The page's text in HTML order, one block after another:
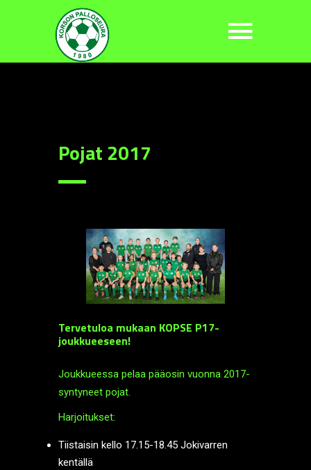
Pojat 2017
Tervetuloa mukaan KOPSE P17-
joukkueeseen!
Joukkueessa pelaa pääosin vuonna 2017-
syntyneet pojat.
Harjoitukset:
Tiistaisin kello 17.15-18.45 Jokivarren
kentällä